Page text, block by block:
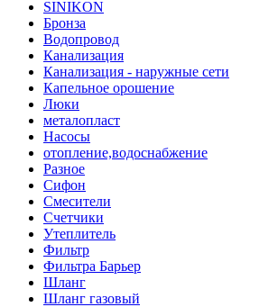
SINIKON
Бронза
Водопровод
Канализация
Канализация - наружные сети
Капельное орошение
Люки
металопласт
Насосы
отопление,водоснабжение
Разное
Сифон
Смесители
Счетчики
Утеплитель
Фильтр
Фильтра Барьер
Шланг
Шланг газовый